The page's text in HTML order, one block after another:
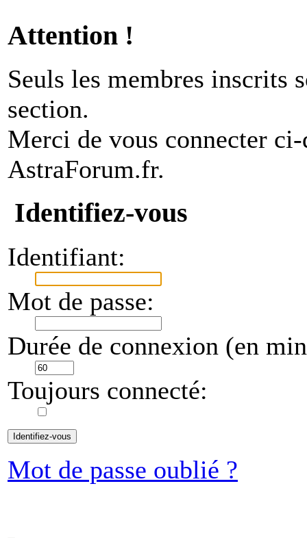
Attention !
Seuls les membres inscrits
section.
Merci de vous connecter
AstraForum.fr.
Identifiez-vous
Identifiant:
Mot de passe:
Durée de connexion (en
Toujours connecté:
Mot de passe oublié ?